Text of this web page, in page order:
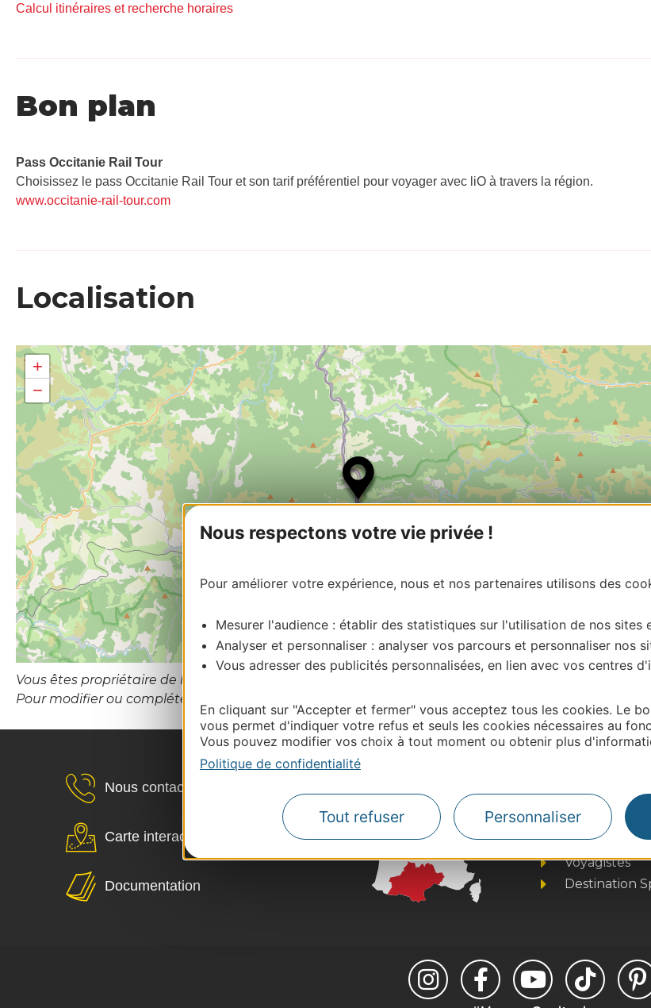
Nous respectons votre vie privée !
Pour améliorer votre expérience, nous et nos partenaires utilisons des
Mesurer l'audience : établir des statistiques sur l'utilisation de nos sites
Analyser et personnaliser : analyser vos parcours et personnaliser nos
Vous adresser des publicités personnalisées, en lien avec vos centres
En cliquant sur "Accepter et fermer" vous acceptez tous les cookies. Le
vous permet d'indiquer votre refus et seuls les cookies nécessaires au
Vous pouvez modifier vos choix à tout moment ou obtenir plus
Politique de confidentialité
Tout refuser Personnaliser
Calcul itinéraires et recherche horaires
Bon plan
Pass Occitanie Rail Tour​
Choisissez le pass Occitanie Rail Tour et son tarif préférentiel pour voyager avec liO à travers la région.
www.occitanie-rail-tour.com
Localisation
+
−
Leaflet| Map data ©
Vous êtes propriétaire de l’établissement ou le gestionnaire de cette activité?
Pour modifier ou compléter cette fiche, merci de contacter sit@lozere – tourisme.com
Nous contacter
Carte interactive
Documentation
Business/
Pros
Site presse
Voyagistes
Destination